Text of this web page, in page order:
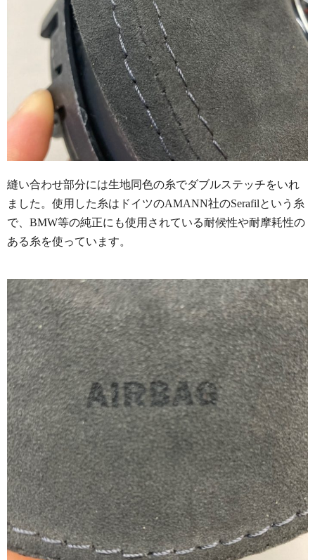
縫い合わせ部分には生地同色の糸でダブルステッチをいれ
ました。使用した糸はドイツのAMANN社のSerafilという糸
で、BMW等の純正にも使用されている耐候性や耐摩耗性の
ある糸を使っています。